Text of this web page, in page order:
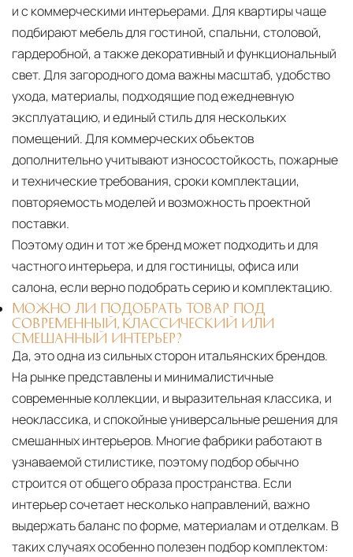
и с коммерческими интерьерами. Для квартиры чаще
подбирают мебель для гостиной, спальни, столовой,
гардеробной, а также декоративный и функциональный
свет. Для загородного дома важны масштаб, удобство
ухода, материалы, подходящие под ежедневную
эксплуатацию, и единый стиль для нескольких
помещений. Для коммерческих объектов
дополнительно учитывают износостойкость, пожарные
и технические требования, сроки комплектации,
повторяемость моделей и возможность проектной
поставки.
Поэтому один и тот же бренд может подходить и для
частного интерьера, и для гостиницы, офиса или
салона, если верно подобрать серию и комплектацию.
МОЖНО ЛИ ПОДОБРАТЬ ТОВАР ПОД
СОВРЕМЕННЫЙ, КЛАССИЧЕСКИЙ ИЛИ
СМЕШАННЫЙ ИНТЕРЬЕР?
Да, это одна из сильных сторон итальянских брендов.
На рынке представлены и минималистичные
современные коллекции, и выразительная классика, и
неоклассика, и спокойные универсальные решения для
смешанных интерьеров. Многие фабрики работают в
узнаваемой стилистике, поэтому подбор обычно
строится от общего образа пространства. Если
интерьер сочетает несколько направлений, важно
выдержать баланс по форме, материалам и отделкам. В
таких случаях особенно полезен подбор комплектом: